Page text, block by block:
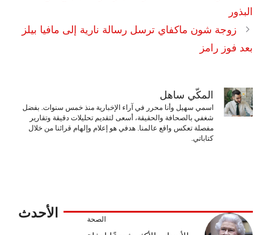
البذور
زوجة شون ماكفاي ترسل رسالة نارية إلى مافيا بيلز
بعد فوز رامز
المكّي ساهل
اسمي سهيل وأنا محرر في آراء الإخبارية منذ خمس سنوات. بفضل
شغفي بالصحافة والحقيقة، أسعى لتقديم تحليلات دقيقة وتقارير
مفصلة تعكس واقع عالمنا. هدفي هو إعلام وإلهام قرائنا من خلال
كتاباتي.
الأحدث الصحة